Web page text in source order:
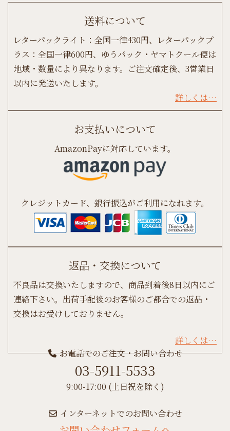
送料について
レターパックライト：全国一律430円、レターパックプ
ラス：全国一律600円、ゆうパック・ヤマトクール便は
地域・数量により異なります。ご注文確定後、3営業日
以内に発送いたします。
詳しくは…
お支払いについて
AmazonPayに対応しています。
クレジットカード、銀行振込がご利用になれます。
返品・交換について
不良品は交換いたしますので、商品到着後8日以内にご
連絡下さい。出荷手配後のお客様のご都合での返品・
交換はお受けしておりません。
詳しくは…
お電話でのご注文・お問い合わせ
03-5911-5533
9:00-17:00 (土日祝を除く)
インターネットでのお問い合わせ